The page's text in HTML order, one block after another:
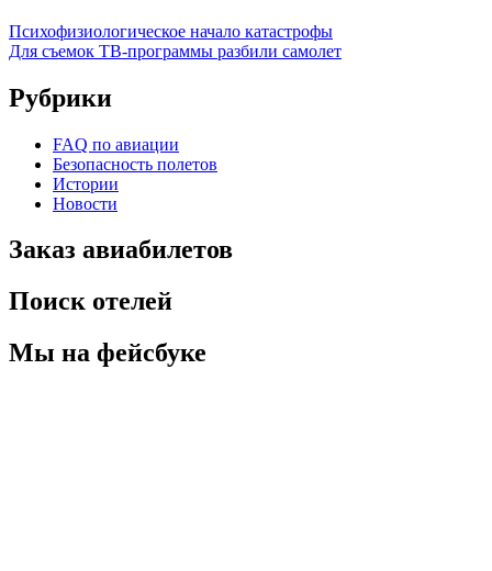
Психофизиологическое начало катастрофы
Для съемок ТВ-программы разбили самолет
Рубрики
FAQ по авиации
Безопасность полетов
Истории
Новости
Заказ авиабилетов
Поиск отелей
Мы на фейсбуке